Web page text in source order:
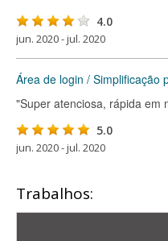
4.0
jun. 2020 - jul. 2020
Área de login / Simplificação
"Super atenciosa, rápida em
5.0
jun. 2020 - jul. 2020
Trabalhos: